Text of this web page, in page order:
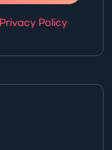
Privacy Policy